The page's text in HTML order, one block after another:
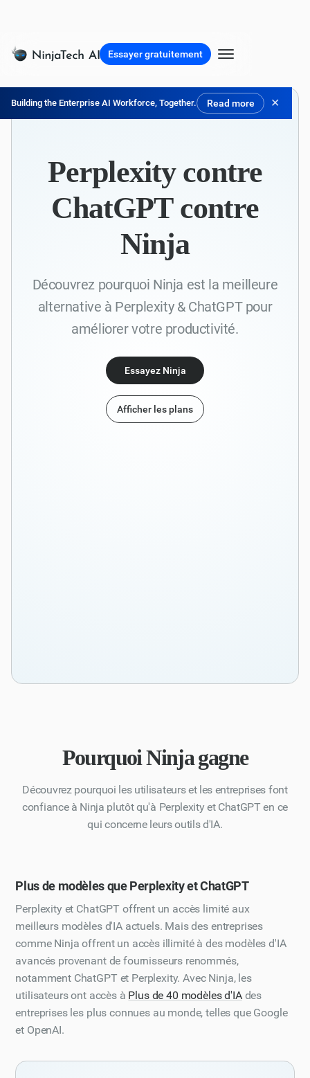
Building the Enterprise AI Workforce, Together. Read more ✕
Essayer gratuitement
Perplexity contre
ChatGPT contre
Ninja
Découvrez pourquoi Ninja est la meilleure
alternative à Perplexity & ChatGPT pour
améliorer votre productivité.
Essayez Ninja
Afficher les plans
Pourquoi Ninja gagne
Découvrez pourquoi les utilisateurs et les entreprises font
confiance à Ninja plutôt qu'à Perplexity et ChatGPT en ce
qui concerne leurs outils d'IA.
Plus de modèles que Perplexity et ChatGPT
Perplexity et ChatGPT offrent un accès limité aux
meilleurs modèles d'IA actuels. Mais des entreprises
comme Ninja offrent un accès illimité à des modèles d'IA
avancés provenant de fournisseurs renommés,
notamment ChatGPT et Perplexity. Avec Ninja, les
utilisateurs ont accès à Plus de 40 modèles d'IAdes
entreprises les plus connues au monde, telles que Google
et OpenAI.